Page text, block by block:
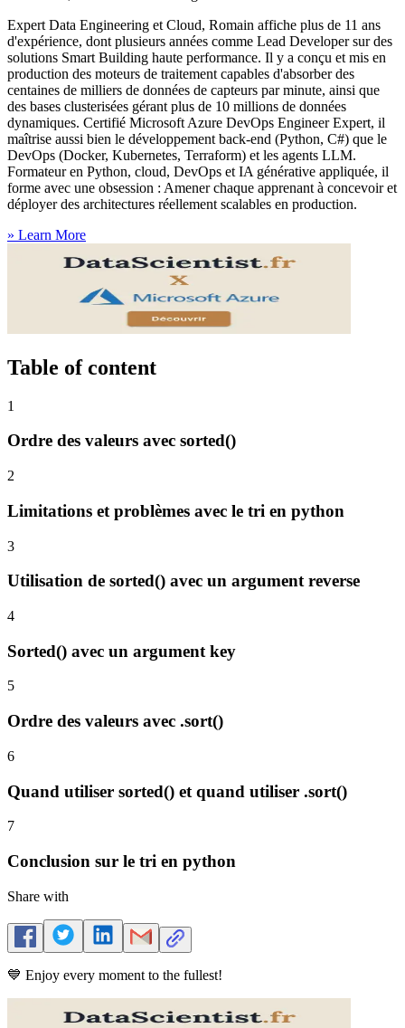
Expert Data Engineering et Cloud, Romain affiche plus de 11 ans
d'expérience, dont plusieurs années comme Lead Developer sur des
solutions Smart Building haute performance. Il y a conçu et mis en
production des moteurs de traitement capables d'absorber des
centaines de milliers de données de capteurs par minute, ainsi que
des bases clusterisées gérant plus de 10 millions de données
dynamiques. Certifié Microsoft Azure DevOps Engineer Expert, il
maîtrise aussi bien le développement back-end (Python, C#) que le
DevOps (Docker, Kubernetes, Terraform) et les agents LLM.
Formateur en Python, cloud, DevOps et IA générative appliquée, il
forme avec une obsession : Amener chaque apprenant à concevoir et
déployer des architectures réellement scalables en production.
» Learn More
Table of content
1
Ordre des valeurs avec sorted()
2
Limitations et problèmes avec le tri en python
3
Utilisation de sorted() avec un argument reverse
4
Sorted() avec un argument key
5
Ordre des valeurs avec .sort()
6
Quand utiliser sorted() et quand utiliser .sort()
7
Conclusion sur le tri en python
Share with
💙 Enjoy every moment to the fullest!